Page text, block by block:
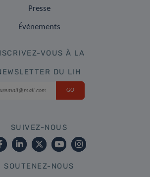
Presse
Événements
VOUS À LA
DU LIH
SUIVEZ-NOUS
SOUTENEZ-NOUS